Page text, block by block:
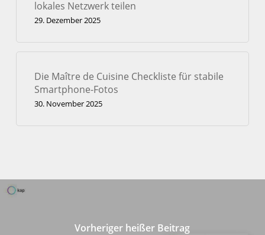
lokales Netzwerk teilen
29. Dezember 2025
Die Maître de Cuisine Checkliste für stabile
Smartphone-Fotos
30. November 2025
Vorheriger heißer Beitrag